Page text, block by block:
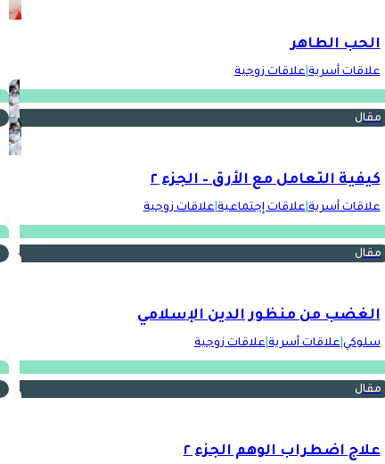
الحب الطاهر
علاقات أسرية|علاقات زوجية
مقال
كيفية التعامل مع الأرق – الجزء ٢
علاقات أسرية|علاقات إجتماعية|علاقات زوجية
مقال
الغضب من منظور الدين الإسلامي
سلوكي|علاقات أسرية|علاقات زوجية
مقال
علاج اضطراب الوهم الجزء ٢